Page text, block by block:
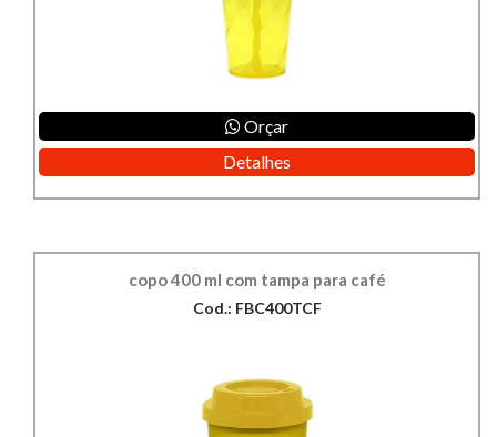
Orçar
Detalhes
copo 400 ml com tampa para café
Cod.: FBC400TCF